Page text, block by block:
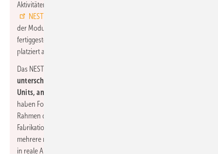
Aktivitäten ist das Forschungs- und Innovationsgebäude
NEST
der Module auf dem Campus ist das im Februar 2019
fertiggestellte „DFAB House“, ein dreigeschossiges Wohnhaus,
platziert auf der obersten von drei Plattformen des NEST.
Das NEST besteht aus einem
unterschiedliche innovative Gebäudemodule, sogenannte
Units, andocken können.
haben Forschende aus acht Fachbereichen der ETH Zürich im
Rahmen des Nationalen Forschungsschwerpunkts (NFS) „Digitale
Fabrikation“ in Zusammenarbeit mit Industriepartnern gleich
mehrere neuartige, digitale Bautechnologien erstmals vom Labor
in reale Anwendungen überführt.